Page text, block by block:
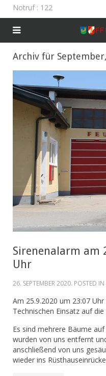
Notruf: 122
Archiv für
Sirenenalarm am
Uhr
26. SEPTEMBER 2020. POSTED IN
Am 25.9.2020 um 23:07
Technischen Einsatz auf
Es sind mehrere Bäume
wurden von uns entfernt
anschließend von uns
wieder ins